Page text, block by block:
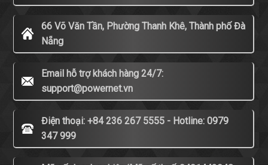
66 Võ Văn Tần, Phường Thanh Khê, Thành phố Đà
Nẵng
Email hỗ trợ khách hàng 24/7:
support@powernet.vn
Điện thoại: +84 236 267 5555 - Hotline: 0979
347 999